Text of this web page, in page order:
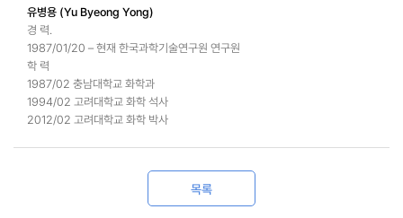
유병용 (Yu Byeong Yong)
경 력.
1987/01/20 – 현재 한국과학기술연구원 연구원
학 력
1987/02 충남대학교 화학과
1994/02 고려대학교 화학 석사
2012/02 고려대학교 화학 박사
목록